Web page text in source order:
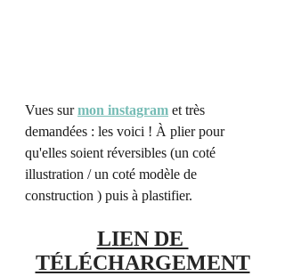
Vues sur mon instagram et très
demandées : les voici ! À plier pour
qu'elles soient réversibles (un coté
illustration / un coté modèle de
construction ) puis à plastifier.
LIEN DE
TÉLÉCHARGEMENT